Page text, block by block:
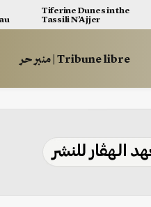
Tiferine Dunes in the
Tassili N’Ajjer
منبر حر | Tribune libre